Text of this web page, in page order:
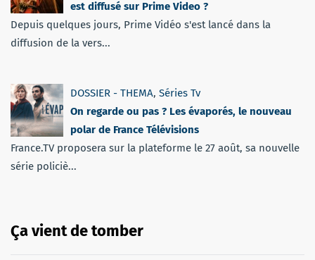
est diffusé sur Prime Video ?
Depuis quelques jours, Prime Vidéo s'est lancé dans la
diffusion de la vers...
DOSSIER - THEMA, Séries Tv
On regarde ou pas ? Les évaporés, le nouveau
polar de France Télévisions
France.TV proposera sur la plateforme le 27 août, sa nouvelle
série policiè...
Ça vient de tomber